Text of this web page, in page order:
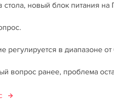
стола, новый блок питания на
регулируется в диапазоне
вопрос ранее, проблема